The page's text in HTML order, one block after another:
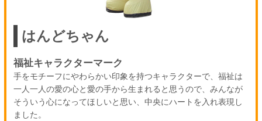
はんどちゃん
福祉キャラクターマーク
手をモチーフにやわらかい印象を持つキャラクターで、福祉は
一人一人の愛の心と愛の手から生まれると思うので、みんなが
そういう心になってほしいと思い、中央にハートを入れ表現し
ました。